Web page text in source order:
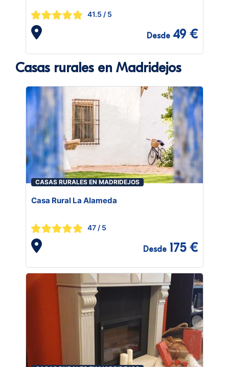
41.5 / 5
Desde 49 €
Casas rurales en Madridejos
CASAS RURALES EN MADRIDEJOS
Casa Rural La Alameda
47 / 5
Desde 175 €